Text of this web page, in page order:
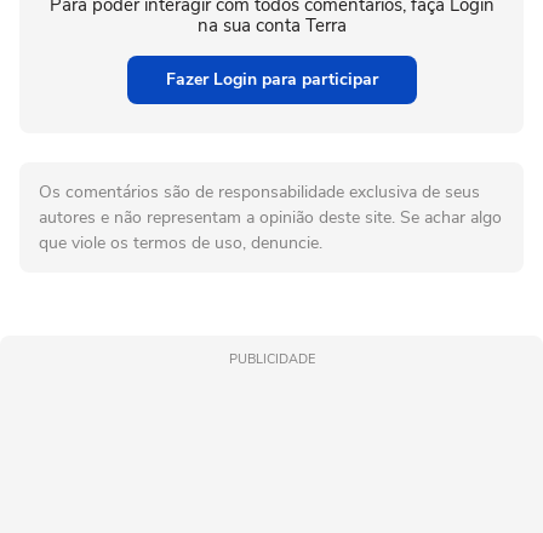
na sua conta Terra
Fazer Login para participar
Os comentários são de responsabilidade exclusiva de seus
autores e não representam a opinião deste site. Se achar algo
que viole os termos de uso, denuncie.
PUBLICIDADE